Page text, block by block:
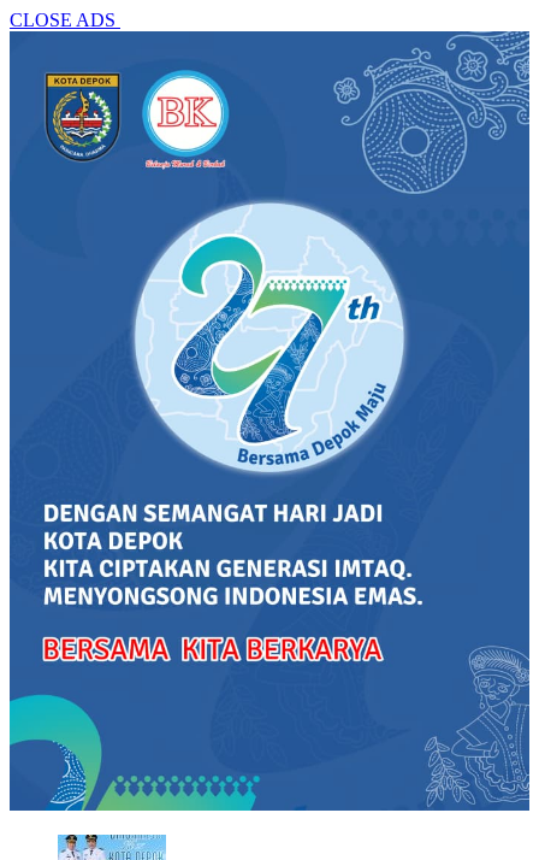
CLOSE ADS